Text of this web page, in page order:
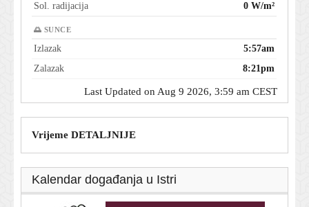
Sol. radijacija
0 W/m²
🌅 SUNCE
Izlazak
5:57am
Zalazak
8:21pm
Last Updated on Aug 9 2026, 3:59 am CEST
Vrijeme DETALJNIJE
Kalendar događanja u Istri